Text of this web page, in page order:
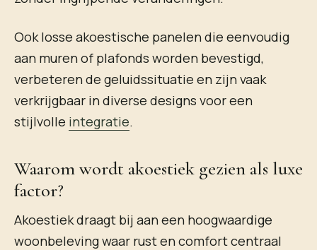
Ook losse akoestische panelen die eenvoudig
aan muren of plafonds worden bevestigd,
verbeteren de geluidssituatie en zijn vaak
verkrijgbaar in diverse designs voor een
stijlvolle integratie.
Waarom wordt akoestiek gezien als luxe
factor?
Akoestiek draagt bij aan een hoogwaardige
woonbeleving waar rust en comfort centraal